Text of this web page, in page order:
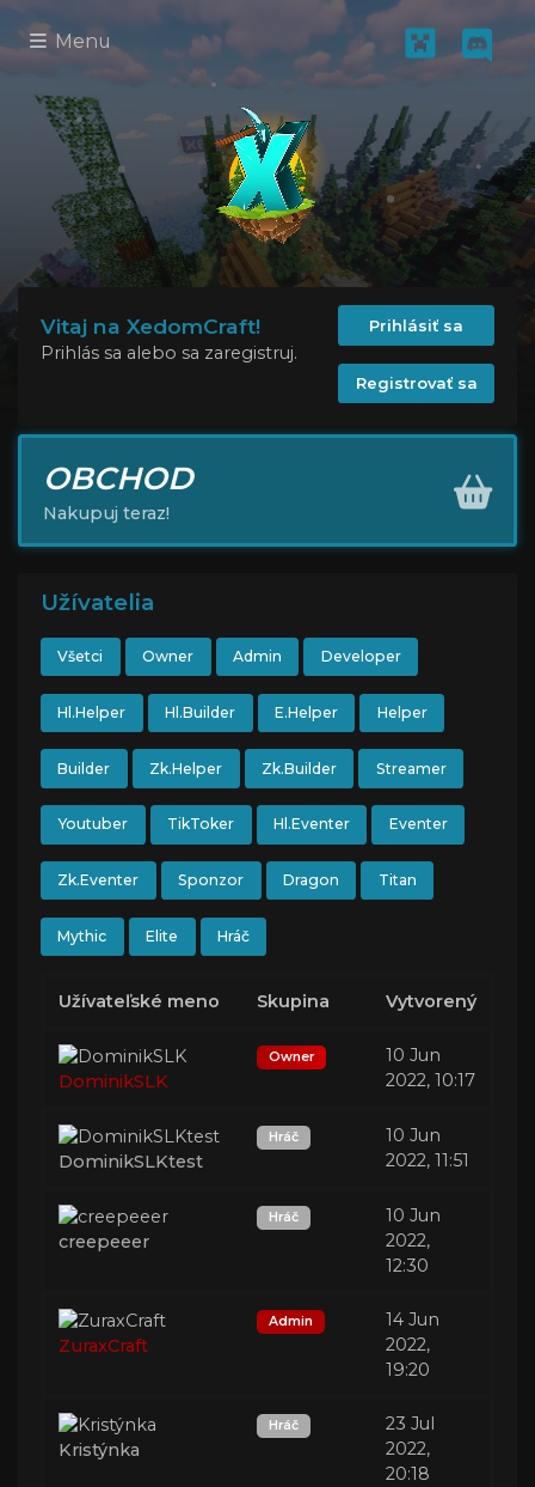
Menu
Vitaj na XedomCraft!
Prihlás sa alebo sa zaregistruj.
Prihlásiť sa
Registrovať sa
OBCHOD
Nakupuj teraz!
Užívatelia
Všetci Owner Admin Developer
Hl.Helper Hl.Builder E.Helper Helper
Builder Zk.Helper Zk.Builder Streamer
Youtuber TikToker Hl.Eventer Eventer
Zk.Eventer Sponzor Dragon Titan
Mythic Elite Hráč
Užívateľské meno Skupina Vytvorený
DominikSLK
Owner
10 Jun
2022, 10:17
DominikSLKtest
Hráč
10 Jun
2022, 11:51
creepeeer
Hráč
10 Jun
2022,
12:30
ZuraxCraft
Admin
14 Jun
2022,
19:20
Kristýnka
Hráč
23 Jul
2022,
20:18